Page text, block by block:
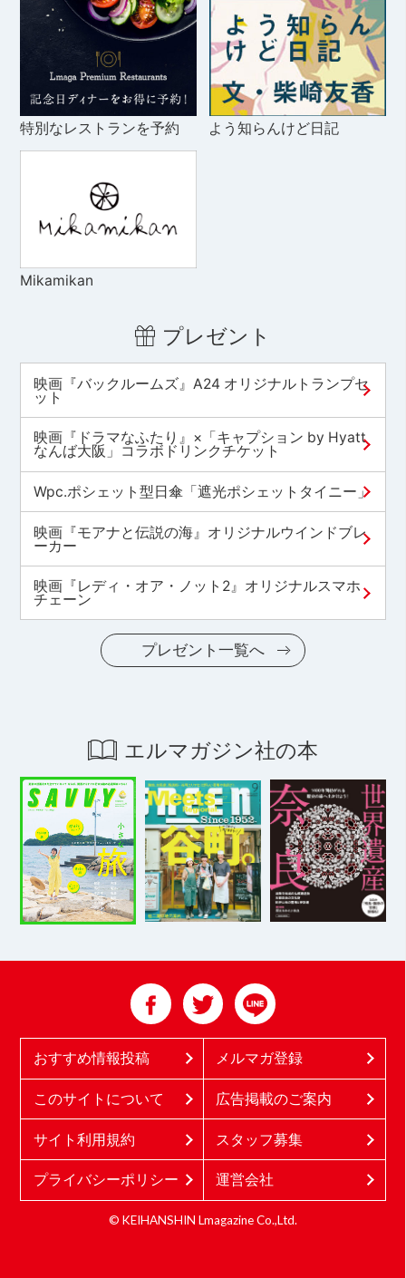
特別なレストランを予約 よう知らんけど日記
Mikamikan
プレゼント
映画『バックルームズ』A24 オリジナルトランプセ
ット
映画『ドラマなふたり』×「キャプション by Hyatt
なんば大阪」コラボドリンクチケット
Wpc.ポシェット型日傘「遮光ポシェットタイニー」
映画『モアナと伝説の海』オリジナルウインドブレ
ーカー
映画『レディ・オア・ノット2』オリジナルスマホ
チェーン
プレゼント一覧へ
エルマガジン社の本
おすすめ情報投稿 メルマガ登録
このサイトについて 広告掲載のご案内
サイト利用規約 スタッフ募集
プライバシーポリシー 運営会社
© KEIHANSHIN Lmagazine Co.,Ltd.